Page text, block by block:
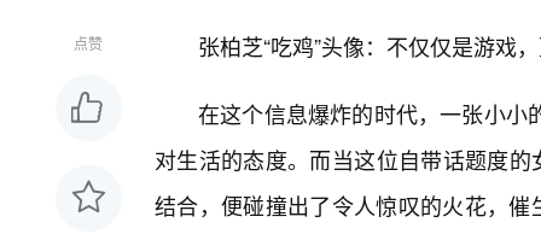
点赞 张柏芝“吃鸡”头像：不仅仅是游戏
在这个信息爆炸的时代，一张小小
对生活的态度。而当这位自带话题度
结合，便碰撞出了令人惊叹的火花，